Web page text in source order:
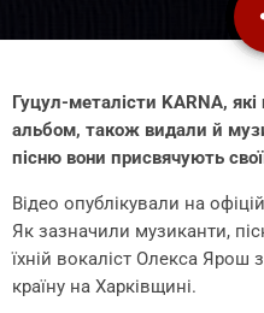
Гуцул-металісти KARNA,
альбом, також видали й
пісню вони присвячують
Відео опублікували на
Як зазначили музиканти,
їхній вокаліст Олекса Ярош
країну на Харківщині.